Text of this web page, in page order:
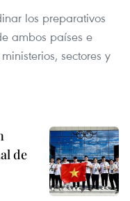
los preparativos
ambos países e
sectores y
de